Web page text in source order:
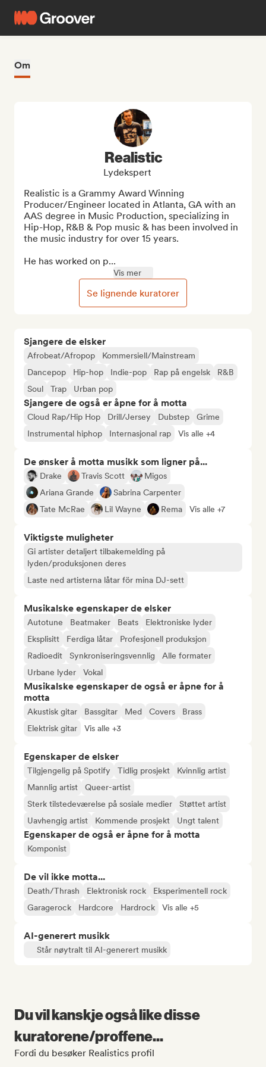
Om
Sjangere de elsker
Afrobeat/Afropop
Kommersiell/Mainstream
Dancepop
Hip-hop Indie-pop Rap på engelsk
R&B
Soul
Trap Urban pop
Sjangere de også er åpne for å motta
Cloud Rap/Hip Hop Drill/Jersey Dubstep
Grime
Instrumental hiphop
Internasjonal rap Vis alle +4
De ønsker å motta musikk som ligner på...
Drake Travis Scott
Migos
Ariana Grande
Sabrina Carpenter
Tate McRae
Lil Wayne Rema Vis alle +7
Viktigste muligheter
Gi artister detaljert tilbakemelding på
lyden/produksjonen deres
Laste ned artisterna låtar för mina DJ-sett
Musikalske egenskaper de elsker
Autotune Beatmaker Beats
Elektroniske lyder
Eksplisitt
Ferdiga låtar
Profesjonell produksjon
Radioedit
Synkroniseringsvennlig
Alle formater
Urbane lyder
Vokal
Musikalske egenskaper de også er åpne for å
motta
Akustisk gitar Bassgitar Med Covers
Brass
Elektrisk gitar
Vis alle +3
Egenskaper de elsker
Tilgjengelig på Spotify Tidlig prosjekt
Kvinnlig artist
Mannlig artist
Queer-artist
Sterk tilstedeværelse på sosiale medier
Støttet artist
Uavhengig artist
Kommende prosjekt Ungt talent
Egenskaper de også er åpne for å motta
Komponist
De vil ikke motta...
Death/Thrash Elektronisk rock
Eksperimentell rock
Garagerock
Hardcore Hardrock Vis alle +5
AI-generert musikk
Står nøytralt til AI-generert musikk
Realistic
Lydekspert
Realistic is a Grammy Award Winning
Producer/Engineer located in Atlanta, GA with an
AAS degree in Music Production, specializing in
Hip-Hop, R&B & Pop music & has been involved in
the music industry for over 15 years.
He has worked on p...
Vis mer
Se lignende kuratorer
Du vil kanskje også like disse
kuratorene/proffene...
Fordi du besøker Realistics profil